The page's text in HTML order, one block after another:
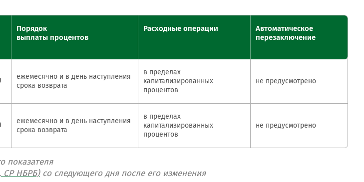
Порядок
выплаты процентов
Расходные операции
Автоматическое
перезаключение
ежемесячно и в день наступления
срока возврата
в пределах
капитализированных
процентов
не предусмотрено
ежемесячно и в день наступления
срока возврата
в пределах
капитализированных
процентов
не предусмотрено
показателя
СР НБРБ)со следующего дня после его изменения